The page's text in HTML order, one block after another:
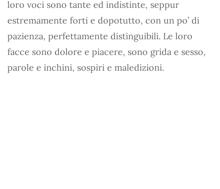
loro voci sono tante ed indistinte, seppur
estremamente forti e dopotutto, con un po’ di
pazienza, perfettamente distinguibili. Le loro
facce sono dolore e piacere, sono grida e sesso,
parole e inchini, sospiri e maledizioni.